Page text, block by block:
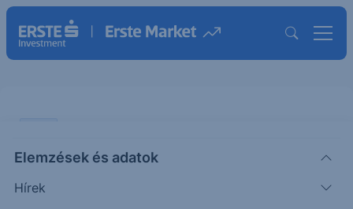
Elemzések és adatok
Hírek
befektetőknek